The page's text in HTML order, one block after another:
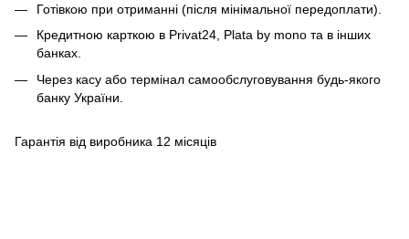
Готівкою при отриманні (після мінімальної передоплати).
Кредитною карткою в Privat24, Plata by mono та в інших
банках.
Через касу або термінал самообслуговування будь-якого
банку України.
Гарантія від виробника 12 місяців